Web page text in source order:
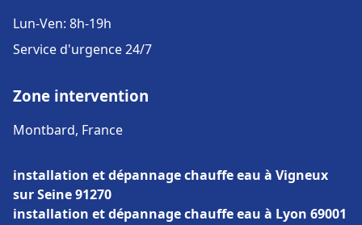
Lun-Ven: 8h-19h
Service d'urgence 24/7
Zone intervention
Montbard, France
installation et dépannage chauffe eau à Vigneux
sur Seine 91270
installation et dépannage chauffe eau à Lyon 69001